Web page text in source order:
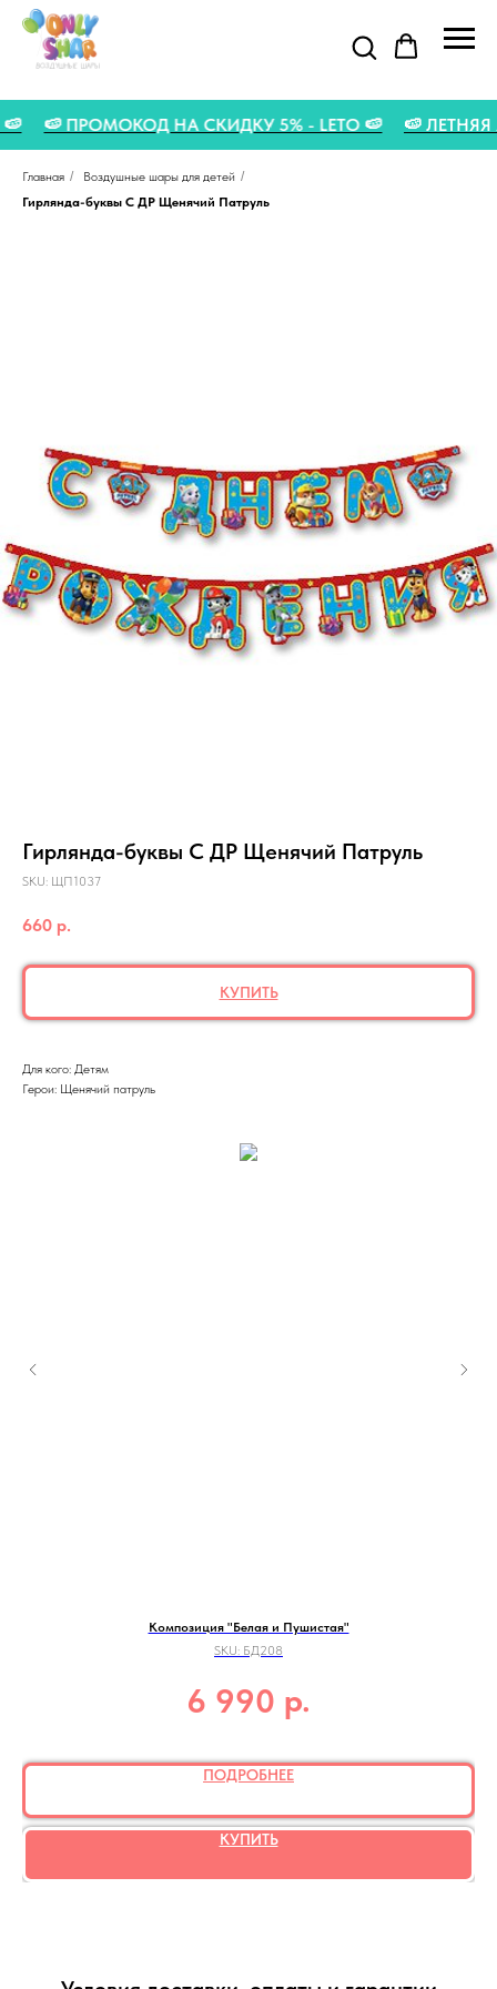
🍉 🍉 ПРОМОКОД НА СКИДКУ 5% - LETO 🍉 🍉
Главная / Воздушные шары для детей /
Гирлянда-буквы С ДР Щенячий Патруль
Гирлянда-буквы С ДР Щенячий Патруль
SKU: ЩП1037
660 р.
КУПИТЬ
Для кого: Детям
Герои: Щенячий патруль
Композиция "Белая и Пушистая"
SKU: БД208
6 990 р.
ПОДРОБНЕЕ
КУПИТЬ